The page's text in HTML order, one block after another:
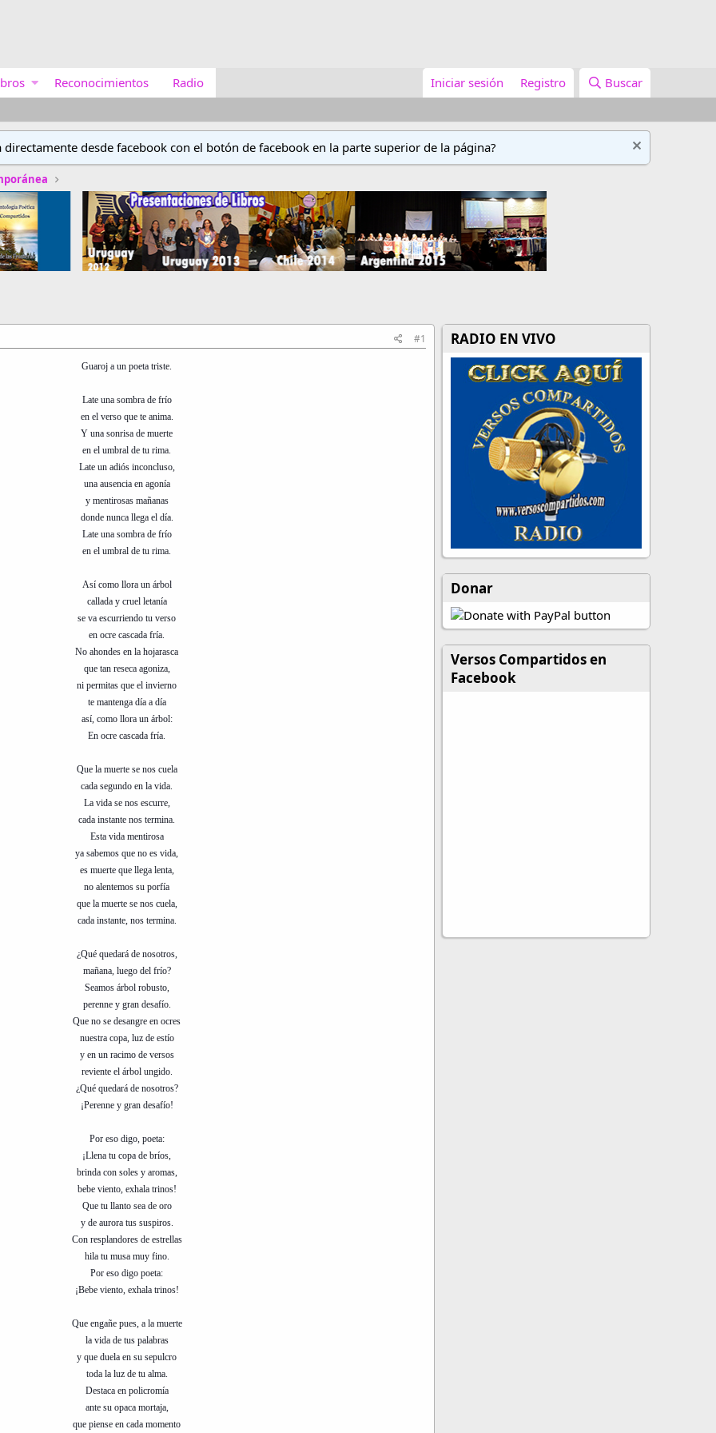
Reconocimientos Radio Iniciar sesión Registro Buscar
desde facebook con el botón de facebook en la parte superior de la página?
#1
Guaroj a un poeta triste.
Late una sombra de frío
en el verso que te anima.
Y una sonrisa de muerte
en el umbral de tu rima.
Late un adiós inconcluso,
una ausencia en agonía
y mentirosas mañanas
donde nunca llega el día.
Late una sombra de frío
en el umbral de tu rima.
Así como llora un árbol
callada y cruel letanía
se va escurriendo tu verso
en ocre cascada fría.
No ahondes en la hojarasca
que tan reseca agoniza,
ni permitas que el invierno
te mantenga día a día
así, como llora un árbol:
En ocre cascada fría.
Que la muerte se nos cuela
cada segundo en la vida.
La vida se nos escurre,
cada instante nos termina.
Esta vida mentirosa
ya sabemos que no es vida,
es muerte que llega lenta,
no alentemos su porfía
que la muerte se nos cuela,
cada instante, nos termina.
¿Qué quedará de nosotros,
mañana, luego del frío?
Seamos árbol robusto,
perenne y gran desafío.
Que no se desangre en ocres
nuestra copa, luz de estío
y en un racimo de versos
reviente el árbol ungido.
¿Qué quedará de nosotros?
¡Perenne y gran desafío!
Por eso digo, poeta:
¡Llena tu copa de bríos,
brinda con soles y aromas,
bebe viento, exhala trinos!
Que tu llanto sea de oro
y de aurora tus suspiros.
Con resplandores de estrellas
hila tu musa muy fino.
Por eso digo poeta:
¡Bebe viento, exhala trinos!
Que engañe pues, a la muerte
la vida de tus palabras
y que duela en su sepulcro
toda la luz de tu alma.
Destaca en policromía
ante su opaca mortaja,
que piense en cada momento
RADIO EN VIVO
Donar
Versos Compartidos en
Facebook